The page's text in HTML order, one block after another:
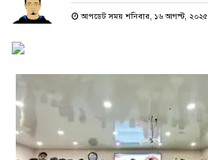
আপডেট সময় শনিবার, ১৬ আগস্ট, ২০২৫